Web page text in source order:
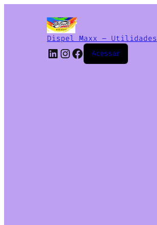
Dispel Maxx – Utilidades
Acessar